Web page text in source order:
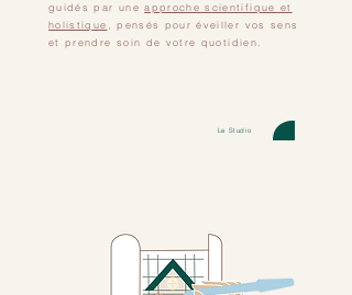
guidés par uneapproche scientifique et
holistique
, pensés pour éveiller vos sens
et prendre soin de votre quotidien.
Le Studio